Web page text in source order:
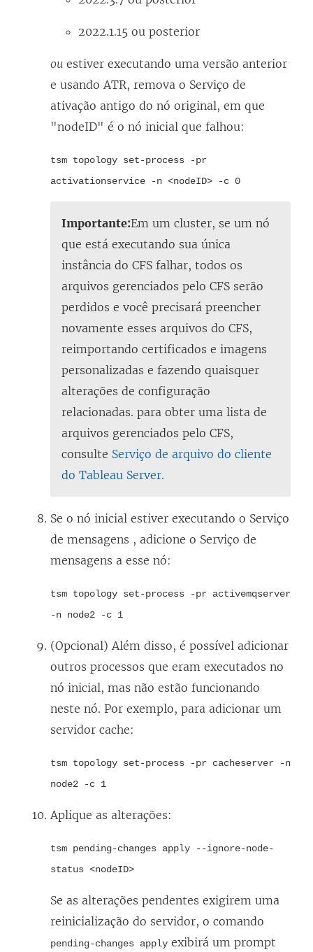
2022.1.15 ou posterior
ou estiver executando uma versão anterior
e usando ATR, remova o Serviço de
ativação antigo do nó original, em que
"nodeID" é o nó inicial que falhou:
tsm topology set-process -pr
activationservice -n <nodeID> -c 0
Importante:Em um cluster, se um nó
que está executando sua única
instância do CFS falhar, todos os
arquivos gerenciados pelo CFS serão
perdidos e você precisará preencher
novamente esses arquivos do CFS,
reimportando certificados e imagens
personalizadas e fazendo quaisquer
alterações de configuração
relacionadas. para obter uma lista de
arquivos gerenciados pelo CFS,
consulte Serviço de arquivo do cliente
do Tableau Server.
Se o nó inicial estiver executando o Serviço
de mensagens , adicione o Serviço de
mensagens a esse nó:
tsm topology set-process -pr activemqserver
-n node2 -c 1
(Opcional) Além disso, é possível adicionar
outros processos que eram executados no
nó inicial, mas não estão funcionando
neste nó. Por exemplo, para adicionar um
servidor cache:
tsm topology set-process -pr cacheserver -n
node2 -c 1
Aplique as alterações:
tsm pending-changes apply --ignore-node-
status <nodeID>
Se as alterações pendentes exigirem uma
reinicialização do servidor, o comando
pending-changes apply exibirá um prompt